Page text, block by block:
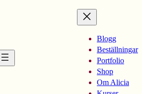
Blogg
Beställningar
Portfolio
Shop
Om Alicia